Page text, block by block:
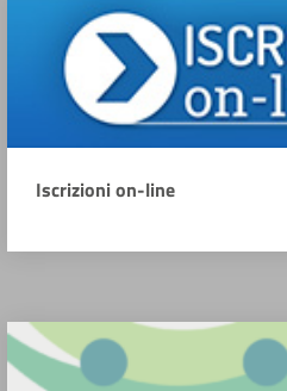
Iscrizioni on-line